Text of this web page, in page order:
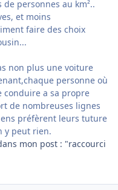
personnes au km²..
et moins
faire des choix
non plus une voiture
personne où
conduire a sa propre
de nombreuses lignes
préfèrent leurs tuture
y peut rien.
mon post : "raccourci